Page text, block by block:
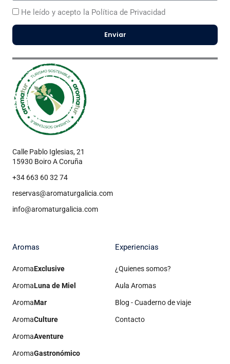
He leído y acepto la Política de Privacidad
Enviar
Calle Pablo Iglesias, 21
15930 Boiro A Coruña
+34 663 60 32 74
reservas@aromaturgalicia.com
info@aromaturgalicia.com
Aromas
AromaExclusive
AromaLuna de Miel
AromaMar
AromaCulture
AromaAventure
AromaGastronómico
Experiencias
¿Quienes somos?
Aula Aromas
Blog - Cuaderno de viaje
Contacto